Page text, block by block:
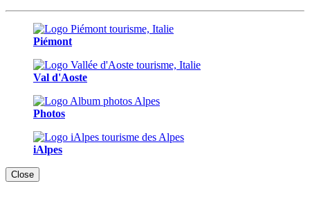
Piémont
Val d'Aoste
Photos
iAlpes
Close